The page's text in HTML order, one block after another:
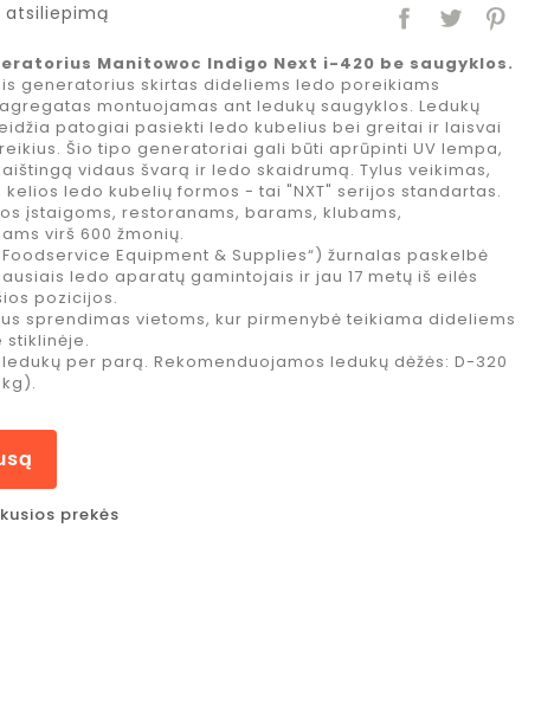
atsiliepimą
Manitowoc Indigo Next i-420 be saugyklos.
generatorius skirtas dideliems ledo poreikiams
montuojamas ant ledukų saugyklos. Ledukų
patogiai pasiekti ledo kubelius bei greitai ir laisvai
Šio tipo generatoriai gali būti aprūpinti UV lempa,
vidaus švarą ir ledo skaidrumą. Tylus veikimas,
kelios ledo kubelių formos - tai "NXT" serijos standartas.
įstaigoms, restoranams, barams, klubams,
virš 600 žmonių.
Equipment & Supplies“) žurnalas paskelbė
ledo aparatų gamintojais ir jau 17 metų iš eilės
pozicijos.
sprendimas vietoms, kur pirmenybė teikiama dideliems
stiklinėje.
per parą. Rekomenduojamos ledukų dėžės: D-320
prekės